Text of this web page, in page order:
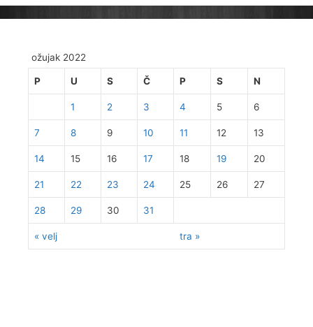
ožujak 2022
P U S Č P S N
« velj tra »
1 2 3 4 5 6
7 8 9 10 11 12 13
14 15 16 17 18 19 20
21 22 23 24 25 26 27
28 29 30 31